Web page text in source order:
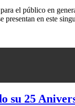
el público en
presentan en este
su 25